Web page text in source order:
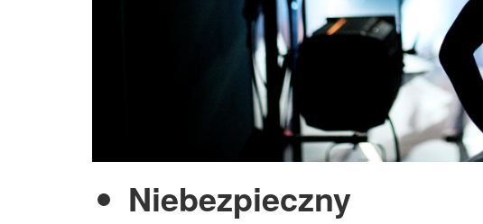
Niebezpieczny